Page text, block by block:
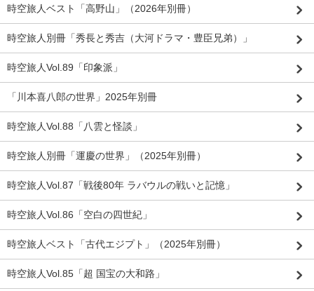
時空旅人ベスト「高野山」（2026年別冊）
時空旅人別冊「秀長と秀吉（大河ドラマ・豊臣兄弟）」
時空旅人Vol.89「印象派」
「川本喜八郎の世界」2025年別冊
時空旅人Vol.88「八雲と怪談」
時空旅人別冊「運慶の世界」（2025年別冊）
時空旅人Vol.87「戦後80年 ラバウルの戦いと記憶」
時空旅人Vol.86「空白の四世紀」
時空旅人ベスト「古代エジプト」（2025年別冊）
時空旅人Vol.85「超 国宝の大和路」